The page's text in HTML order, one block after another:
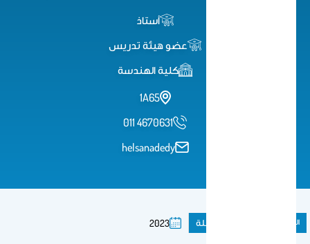
أستاذ
عضو هيئة تدريس
كلية الهندسة
1A65
011 4670631
helsanadedy
المنشورات مقال فى مجلة 2023